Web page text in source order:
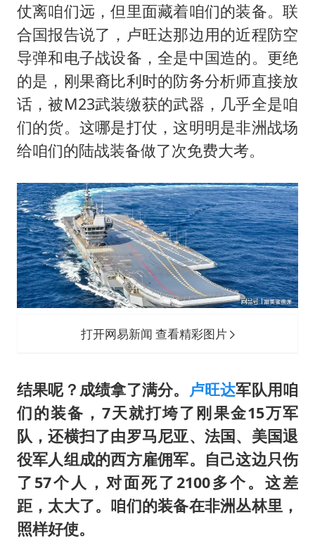
仗离咱们远，但里面藏着咱们的装备。联
合国报告说了，卢旺达那边用的近程防空
导弹和电子战设备，全是中国造的。更绝
的是，刚果裔比利时的防务分析师直接放
话，被M23武装缴获的武器，几乎全是咱
们的货。这哪是打仗，这明明是非洲战场
给咱们的陆战装备做了次免费大考。
打开网易新闻 查看精彩图片
结果呢？成绩拿了满分。 卢旺达军队用咱
们的装备，7天就打垮了刚果金15万军
队，还横扫了由罗马尼亚、法国、美国退
役军人组成的西方雇佣军。自己这边只伤
了57个人，对面死了2100多个。这差
距，太大了。咱们的装备在非洲丛林里，
照样好使。